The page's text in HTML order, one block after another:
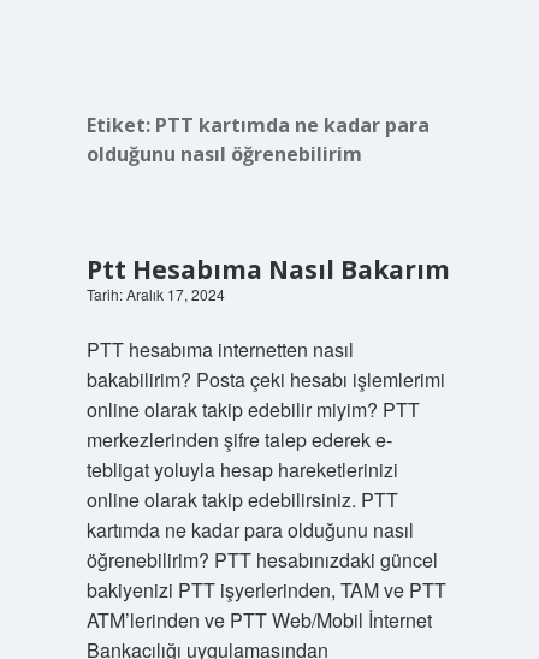
Etiket: PTT kartımda ne kadar para
olduğunu nasıl öğrenebilirim
Ptt Hesabıma Nasıl Bakarım
Tarih: Aralık 17, 2024
PTT hesabıma internetten nasıl
bakabilirim? Posta çeki hesabı işlemlerimi
online olarak takip edebilir miyim? PTT
merkezlerinden şifre talep ederek e-
tebligat yoluyla hesap hareketlerinizi
online olarak takip edebilirsiniz. PTT
kartımda ne kadar para olduğunu nasıl
öğrenebilirim? PTT hesabınızdaki güncel
bakiyenizi PTT işyerlerinden, TAM ve PTT
ATM’lerinden ve PTT Web/Mobil İnternet
Bankacılığı uygulamasından